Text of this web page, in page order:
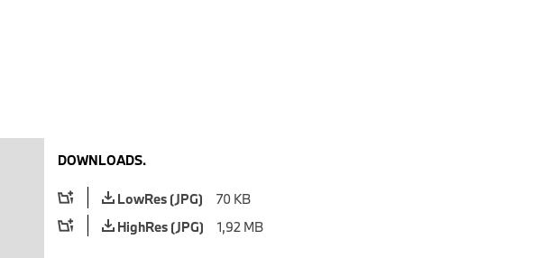
DOWNLOADS.
LowRes (JPG)
70 KB
HighRes (JPG)
1,92 MB